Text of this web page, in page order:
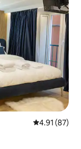
平均评分
4.91 (87)